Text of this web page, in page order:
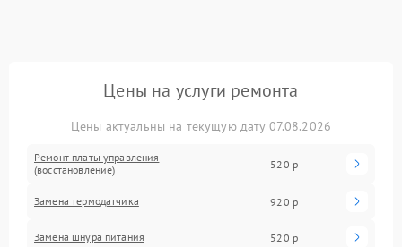
Цены на услуги ремонта
Цены актуальны на текущую дату 07.08.2026
Ремонт платы управления
(восстановление)
520 р
Замена термодатчика 920 р
Замена шнура питания 520 р